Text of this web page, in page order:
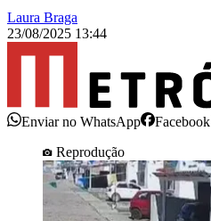
Laura Braga
23/08/2025 13:44
Enviar no WhatsApp Facebook
Reprodução